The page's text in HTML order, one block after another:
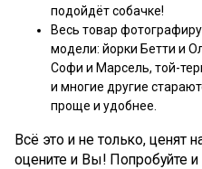
подойдёт собачке!
Весь товар
модели: йорки Бетти и
Софи и Марсель, той-
и многие другие
проще и удобнее.
Всё это и не только, ценят
оцените и Вы! Попробуйте